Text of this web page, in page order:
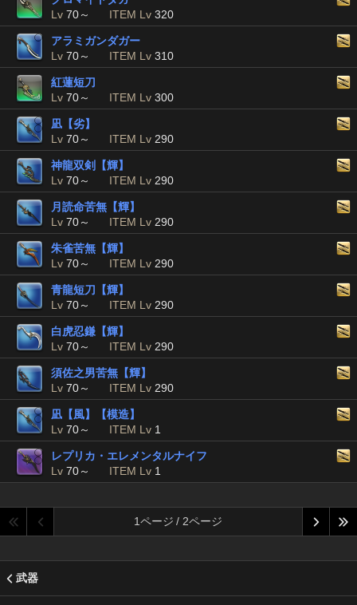
Lv 70～ ITEM Lv 320
アラミガンダガー
Lv 70～ ITEM Lv 310
紅蓮短刀
Lv 70～ ITEM Lv 300
凪【劣】
Lv 70～ ITEM Lv 290
神龍双剣【輝】
Lv 70～ ITEM Lv 290
月読命苦無【輝】
Lv 70～ ITEM Lv 290
朱雀苦無【輝】
Lv 70～ ITEM Lv 290
青龍短刀【輝】
Lv 70～ ITEM Lv 290
白虎忍鎌【輝】
Lv 70～ ITEM Lv 290
須佐之男苦無【輝】
Lv 70～ ITEM Lv 290
凪【風】【模造】
Lv 70～ ITEM Lv 1
レプリカ・エレメンタルナイフ
Lv 70～ ITEM Lv 1
1ページ / 2ページ
武器